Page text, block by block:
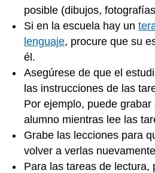
posible (dibujos,
Si en la escuela hay un
lenguaje, procure que su
él.
Asegúrese de que el
las instrucciones de las
Por ejemplo, puede
alumno mientras lee las
Grabe las lecciones para
volver a verlas
Para las tareas de lectura,